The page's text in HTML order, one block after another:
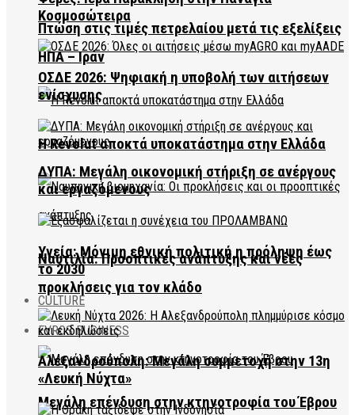
Πτώση στις τιμές πετρελαίου μετά τις εξελίξεις
ΗΠΑ – Ιράν
Η Revolut αποκτά υποκατάστημα στην Ελλάδα
Ναυτιλία: Προοπτικές ανάπτυξης και νέες
προκλήσεις για τον κλάδο
EVROS BUSINESS
Μεγάλη επένδυση στην κτηνοτροφία του Έβρου
Κοσμοσώτειρα
ΟΣΔΕ 2026: Ψηφιακή η υποβολή των αιτήσεων
ενίσχυσης
ΔΥΠΑ: Μεγάλη οικονομική στήριξη σε ανέργους
και εργαζόμενους
Υγεία: Μόνιμη εθνική πολιτική η πρόληψη έως
το 2030
CULTURE
Αλεξανδρούπολη: Μεγάλη συμμετοχή στην 13η
«Λευκή Νύχτα»